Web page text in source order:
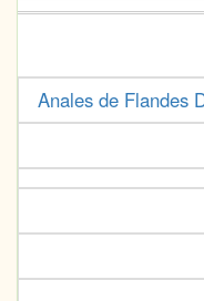
Anales de Flandes